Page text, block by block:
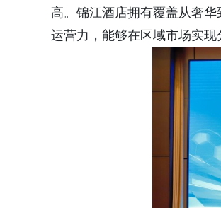
高。锦江酒店拥有覆盖从奢
运营力，能够在区域市场实现